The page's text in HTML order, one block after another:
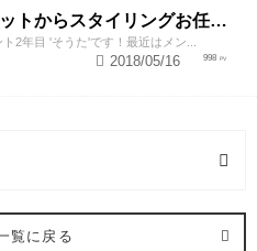
メンズ必見っ！カットからスタイリングお任せ下さい！
2年目 'そうた'です！最近はメン...
998
2018/05/16
覧に戻る